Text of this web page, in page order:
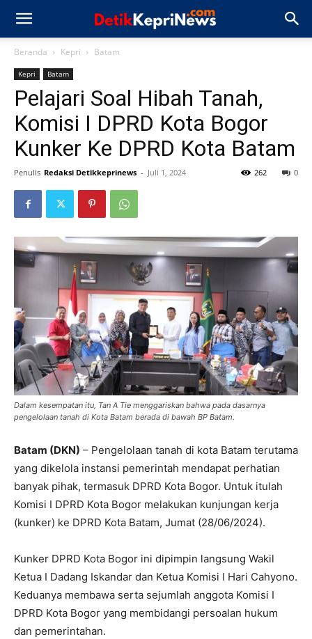
Beranda Kepri Batam
Kepri Batam
Pelajari Soal Hibah Tanah,
Komisi I DPRD Kota Bogor
Kunker Ke DPRD Kota Batam
Penulis Redaksi Detikkeprinews - Juli 1, 2024 0
262
Dalam kesempatan itu, Tan A Tie menggariskan bahwa pada dasarnya
pengelolaan tanah di Kota Batam berada di bawah BP Batam.
Batam (DKN) – Pengelolaan tanah di kota Batam terutama
yang dikelola instansi pemerintah mendapat perhatian
banyak pihak, termasuk DPRD Kota Bogor. Untuk itulah
Komisi I DPRD Kota Bogor melakukan kunjungan kerja
(kunker) ke DPRD Kota Batam, Jumat (28/06/2024).
Kunker DPRD Kota Bogor ini dipimpin langsung Wakil
Ketua I Dadang Iskandar dan Ketua Komisi I Hari Cahyono.
Keduanya membawa serta sejumlah anggota Komisi I
DPRD Kota Bogor yang membidangi persoalan hukum
dan pemerintahan.